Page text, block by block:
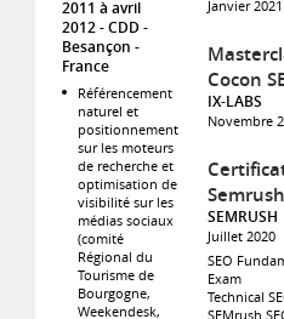
2011 à avril
2012 CDD
Besançon
France
Référencement
naturel et
positionnement
sur les moteurs
de recherche et
optimisation de
visibilité sur les
médias sociaux
(comité
Régional du
Tourisme de
Bourgogne,
Weekendesk,
Janvier 2021
Cocon
IX-LABS
Novembre
SEMRUSH
Juillet 2020
SEO
Exam
Technical
SEMrush